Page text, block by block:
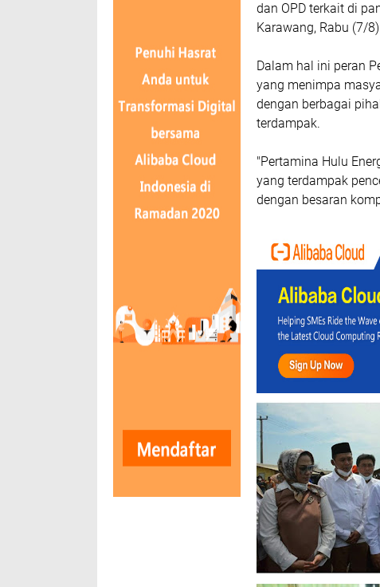
dan OPD terkait di
Karawang, Rabu (7/
Dalam hal ini peran
yang menimpa
dengan berbagai
terdampak.
"Pertamina Hulu
yang terdampak
dengan besaran